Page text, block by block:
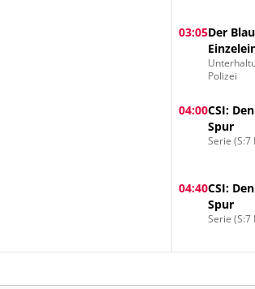
03:05Der
Polizei
04:00CSI:
Spur
Serie (S:7
04:40CSI:
Spur
Serie (S:7